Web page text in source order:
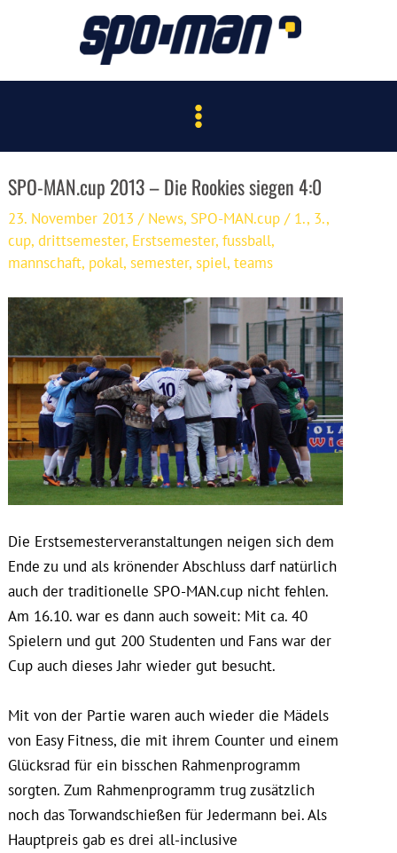
Main
Menu
SPO-MAN.cup 2013 – Die Rookies siegen 4:0
23. November 2013/ News, SPO-MAN.cup / 1., 3.,
cup,drittsemester, Erstsemester,fussball,
mannschaft, pokal,semester,spiel,teams
Die Erstsemesterveranstaltungen neigen sich dem
Ende zu und als krönender Abschluss darf natürlich
auch der traditionelle SPO-MAN.cup nicht fehlen.
Am 16.10. war es dann auch soweit: Mit ca. 40
Spielern und gut 200 Studenten und Fans war der
Cup auch dieses Jahr wieder gut besucht.
Mit von der Partie waren auch wieder die Mädels
von Easy Fitness, die mit ihrem Counter und einem
Glücksrad für ein bisschen Rahmenprogramm
sorgten. Zum Rahmenprogramm trug zusätzlich
noch das Torwandschießen für Jedermann bei. Als
Hauptpreis gab es drei all-inclusive